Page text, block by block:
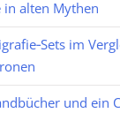
in alten Mythen
im
und ein